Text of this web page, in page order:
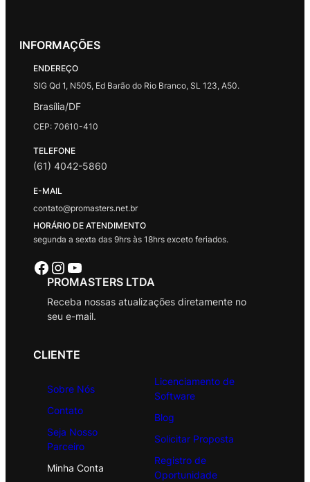
INFORMAÇÕES
ENDEREÇO
SIG Qd 1, N505, Ed Barão do Rio Branco, SL 123, A50.
Brasília/DF
CEP: 70610-410
TELEFONE
(61) 4042-5860
E-MAIL
contato@promasters.net.br
HORÁRIO DE ATENDIMENTO
segunda a sexta das 9hrs às 18hrs exceto feriados.
Facebook Instagram Youtube
PROMASTERS LTDA
Receba nossas atualizações diretamente no
seu e-mail.
CLIENTE
Sobre Nós
Contato
Seja Nosso
Parceiro
Minha Conta
Licenciamento de
Software
Blog
Solicitar Proposta
Registro de
Oportunidade